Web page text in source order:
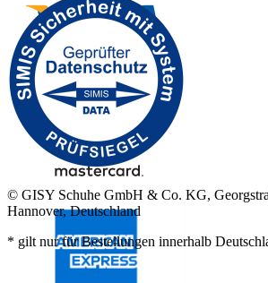
© GISY Schuhe GmbH & Co. KG,
Hannover, Deutschland
* gilt nur für Bestellungen innerhalb